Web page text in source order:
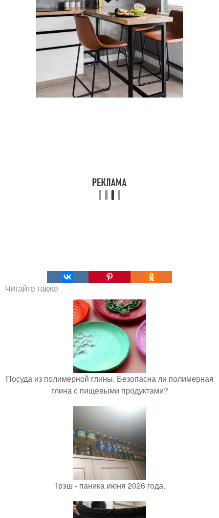
Читайте также
Посуда из полимерной глины. Безопасна ли полимерная
глина с пищевыми продуктами?
Трэш - паника июня 2026 года.